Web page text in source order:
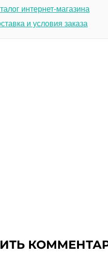
интернет-магазина
и условия заказа